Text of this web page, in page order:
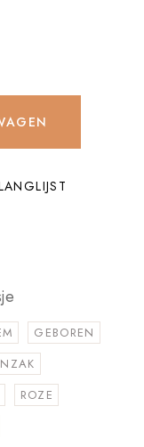
GEBOREN
ROZE